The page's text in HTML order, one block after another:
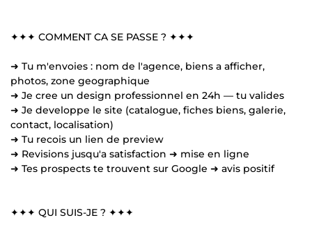
✦✦✦ COMMENT CA SE PASSE ? ✦✦✦
➜ Tu m'envoies : nom de l'agence, biens a afficher,
photos, zone geographique
➜ Je cree un design professionnel en 24h — tu valides
➜ Je developpe le site (catalogue, fiches biens, galerie,
contact, localisation)
➜ Tu recois un lien de preview
➜ Revisions jusqu'a satisfaction ➜ mise en ligne
➜ Tes prospects te trouvent sur Google ➜ avis positif
✦✦✦ QUI SUIS-JE ? ✦✦✦